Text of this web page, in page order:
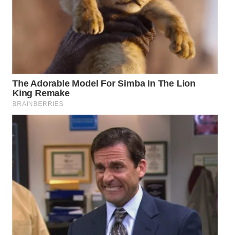
NATUNA
WN
BINTAN
WN
MANDALIKA
LIKUPANG
WN
LABUANBAJO